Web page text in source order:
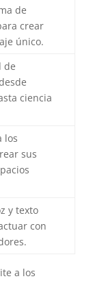
de
crear
único.
de
ciencia
los
sus
y texto
con
a los